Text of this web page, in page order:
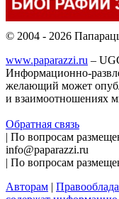
© 2004 - 2026
www.paparazzi.ru –
Информационно-
желающий может
и взаимоотношениях
Обратная связь
| По вопросам
info@paparazzi.ru
| По вопросам
Авторам |